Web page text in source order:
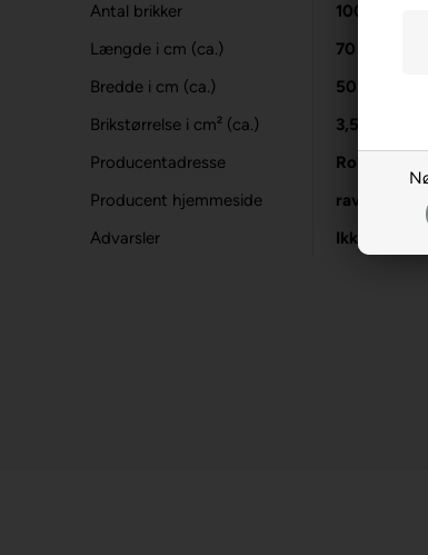
Antal brikker
1000
Længde i cm (ca.)
70
Bredde i cm (ca.)
50
Brikstørrelse i cm² (ca.)
3,5
Producentadresse
Robert-
Producent hjemmeside
Advarsler
Ikke til